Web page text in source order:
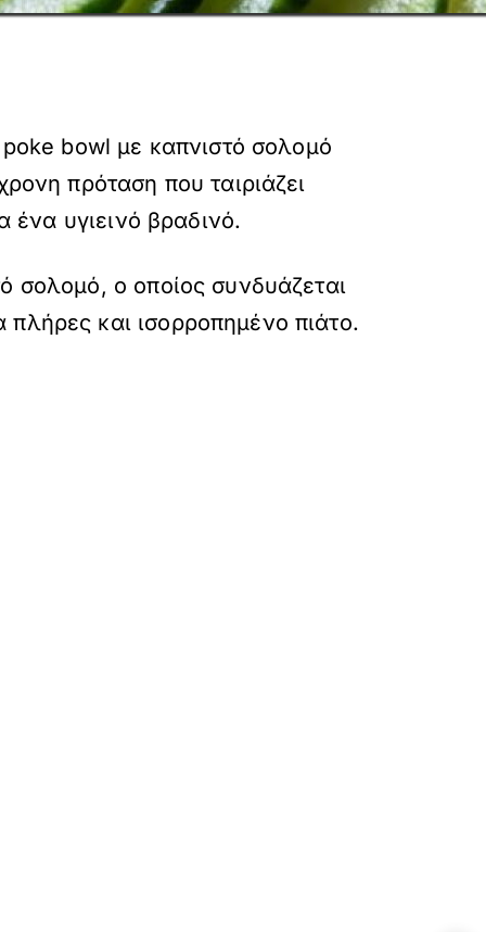
bowl με καπνιστό σολομό
πρόταση που ταιριάζει
ένα υγιεινό βραδινό.
σολομό, ο οποίος συνδυάζεται
και ισορροπημένο πιάτο.